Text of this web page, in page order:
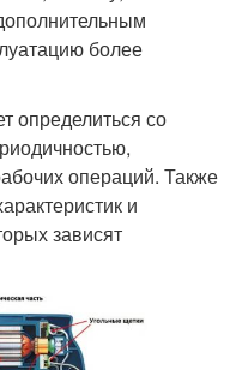
более
определиться со
операций. Также
и
зависят